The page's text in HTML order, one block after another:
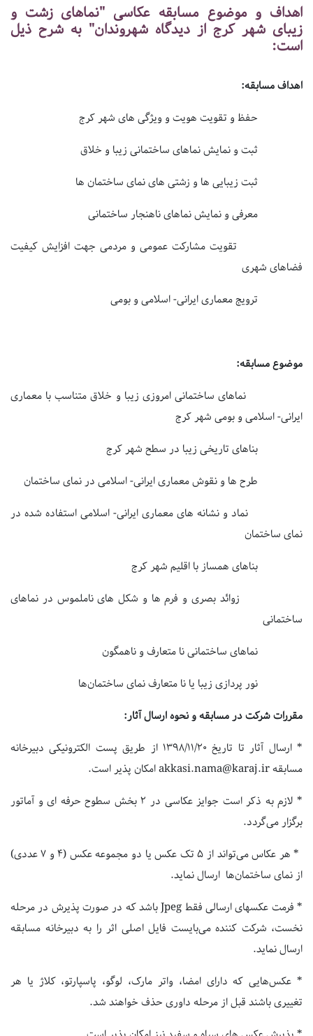
اهداف و موضوع مسابقه عکاسی "نماهای زشت و
زیبای شهر کرج از دیدگاه شهروندان" به شرح ذیل
است:
اهداف مسابقه:
حفظ و تقویت هویت و ویژگی های شهر کرج
ثبت و نمایش نماهای ساختمانی زیبا و خلاق
ثبت زیبایی ها و زشتی های نمای ساختمان ها
معرفی و نمایش نماهای ناهنجار ساختمانی
تقویت مشارکت عمومی و مردمی جهت افزایش کیفیت
فضاهای شهری
ترویج معماری ایرانی- اسلامی و بومی
موضوع مسابقه:
نماهای ساختمانی امروزی زیبا و خلاق متناسب با معماری
ایرانی- اسلامی و بومی شهر کرج
بناهای تاریخی زیبا در سطح شهر کرج
طرح ها و نقوش معماری ایرانی- اسلامی در نمای ساختمان
نماد و نشانه های معماری ایرانی- اسلامی استفاده شده در
نمای ساختمان
بناهای همساز با اقلیم شهر کرج
زوائد بصری و فرم ها و شکل های ناملموس در نماهای
ساختمانی
نماهای ساختمانی نا متعارف و ناهمگون
نور پردازی زیبا یا نا متعارف نمای ساختمان‌ها
مقررات شرکت در مسابقه و نحوه ارسال آثار:
* ارسال آثار تا تاریخ ۱۳۹۸/۱۱/۲۰ از طریق پست الکترونیکی دبیرخانه
مسابقه akkasi.nama@karaj.ir امکان پذیر است.
* لازم به ذکر است جوایز عکاسی در ۲ بخش سطوح حرفه ای و آماتور
برگزار می‌گردد.
* هر عکاس می‌تواند از ۵ تک عکس یا دو مجموعه عکس (۴ و ۷ عددی)
از نمای ساختمان‌ها ارسال نماید.
* فرمت عکسهای ارسالی فقط Jpeg باشد که در صورت پذیرش در مرحله
نخست، شرکت کننده می‌بایست فایل اصلی اثر را به دبیرخانه مسابقه
ارسال نماید.
* عکس‌هایی که دارای امضا، واتر مارک، لوگو، پاسپارتو، کلاژ یا هر
تغییری باشند قبل از مرحله داوری حذف خواهند شد.